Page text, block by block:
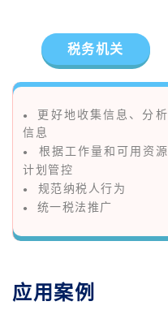
税务机关
●
更好地收集信息、分析
信息
●
根据工作量和可用资源
计划管控
● 规范纳税人行为
● 统一税法推广
应用案例